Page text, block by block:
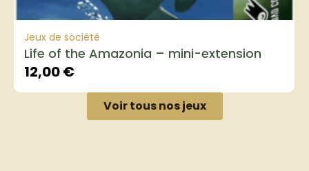
Jeux de société
Life of the Amazonia – mini-extension
12,00€
Voir tous nos jeux